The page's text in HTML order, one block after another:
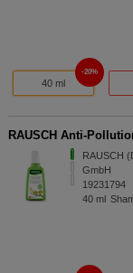
40 ml
20%
RAUSCH Anti-
RAUSCH
GmbH
19231794
40 ml